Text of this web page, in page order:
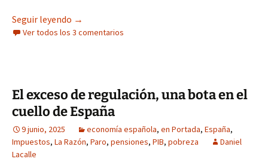
Seguir leyendo La EPA vuelve a mostrar el fracaso de las
→
Ver todos los 3 comentarios
El exceso de regulación, una bota en el
cuello de España
9 junio, 2025 economía española, en Portada, España,
Impuestos, La Razón, Paro, pensiones, PIB, pobreza
Daniel
Lacalle